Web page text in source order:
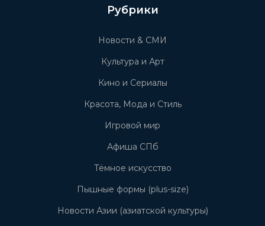
Рубрики
Новости & СМИ
Культура и Арт
Кино и Сериалы
Красота, Мода и Стиль
Игровой мир
Афиша СПб
Тёмное искусство
Пышные формы (plus-size)
Новости Азии (азиатской культуры)